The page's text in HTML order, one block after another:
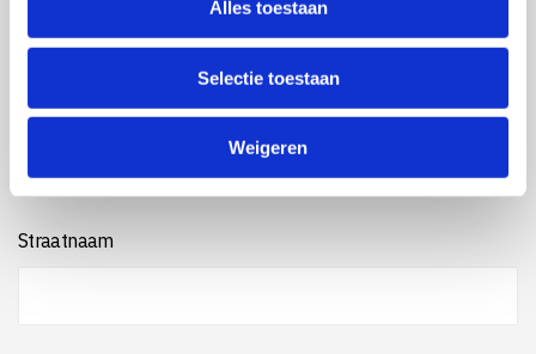
Alles toestaan
Selectie toestaan
Weigeren
Je voor & achternaam
Straatnaam